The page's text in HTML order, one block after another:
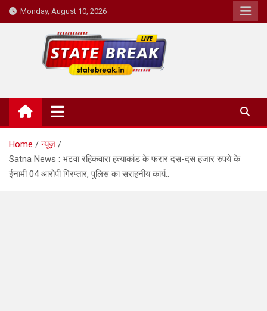
Skip
to
Monday, August 10, 2026
State Break
Home
न्यूज़
Satna News : भटवा रहिकवारा हत्याकांड के फरार दस-दस हजार रुपये के
ईनामी 04 आरोपी गिरप्तार, पुलिस का सराहनीय कार्य..